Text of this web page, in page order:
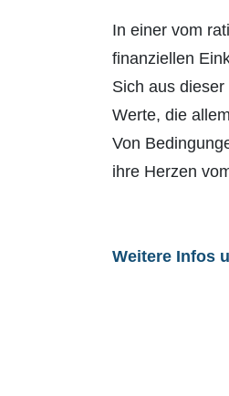
In einer vom
finanziellen
Sich aus
Werte, die
Von
ihre Herzen
Weitere Infos